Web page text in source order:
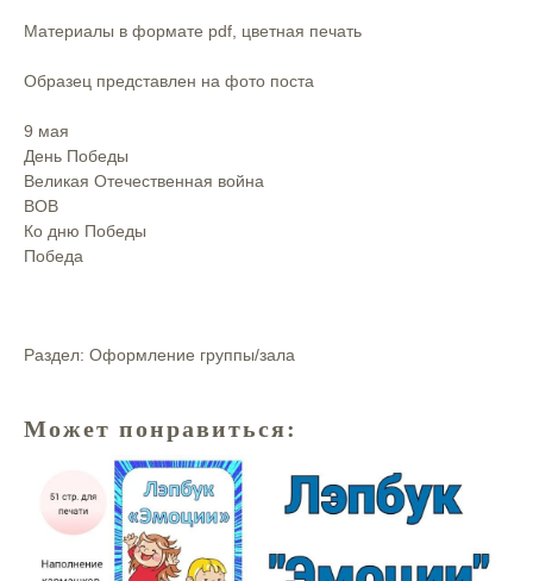
Материалы в формате pdf, цветная печать
Образец представлен на фото поста
9 мая
День Победы
Великая Отечественная война
ВОВ
Ко дню Победы
Победа
Раздел: Оформление группы/зала
Может понравиться: